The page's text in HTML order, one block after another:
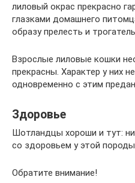
лиловый окрас прекрасно
глазками домашнего
образу прелесть и
Взрослые лиловые кошки
прекрасны. Характер у них
одновременно с этим
Здоровье
Шотландцы хороши и тут:
со здоровьем у этой
Обратите внимание!